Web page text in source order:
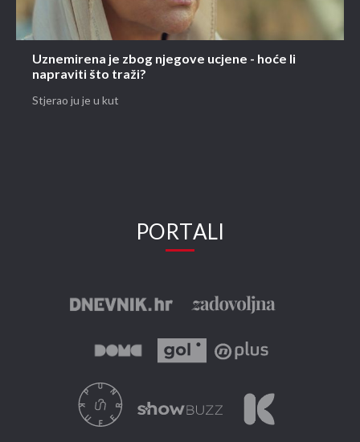
Uznemirena je zbog njegove ucjene - hoće li
napraviti što traži?
Stjerao ju je u kut
PORTALI